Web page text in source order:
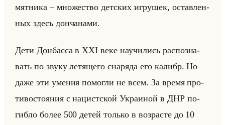
мят­ни­ка – мно­же­ство дет­ских иг­ру­шек, остав­лен­
ных здесь дон­ча­на­ми.
Дети Дон­бас­са в XXI веке на­учи­лись рас­по­зна­
вать по звуку ле­тя­ще­го сна­ря­да его ка­либр. Но
даже эти уме­ния по­мог­ли не всем. За время про­
ти­во­сто­яния с на­цист­ской Укра­иной в ДНР по­
гиб­ло более 500 детей только в воз­расте до 10